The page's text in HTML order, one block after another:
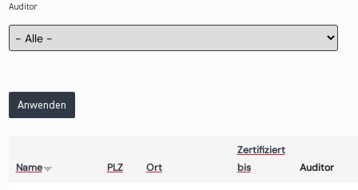
Auditor
Anwenden
Name PLZ Ort
Zertifiziert
bis
Auditor